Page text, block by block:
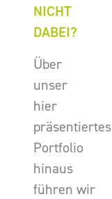
NICHT
DABEI?
Über
unser
hier
präsentiertes
Portfolio
hinaus
führen wir